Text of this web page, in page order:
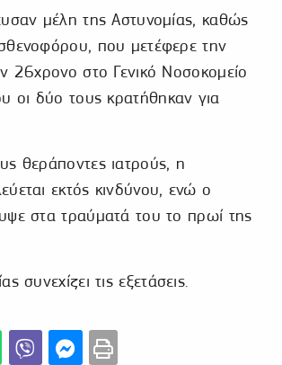
μέλη της Αστυνομίας, καθώς
που μετέφερε την
26χρονο στο Γενικό Νοσοκομείο
οι δύο τους κρατήθηκαν για
θεράποντες ιατρούς, η
εκτός κινδύνου, ενώ ο
στα τραύματά του το πρωί της
συνεχίζει τις εξετάσεις.